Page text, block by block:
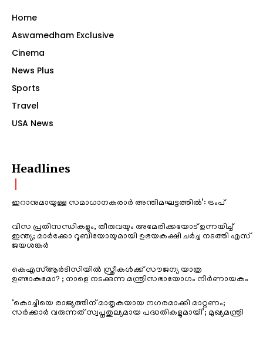
Home
Aswamedham Exclusive
Cinema
News Plus
Sports
Travel
USA News
Headlines
ഇറാനുമായുള്ള സമാധാനകരാർ അന്തിമഘട്ടത്തിൽ‌’: ട്രംപ്
വിസ പ്രതിസന്ധികളും, തീരുവയും അമേരിക്കയോട് ഉന്നയിച്ച്
ഇന്ത്യ; മാർക്കോ റൂബിയോയുമായി ഉഭയകക്ഷി ചർച്ച നടത്തി എസ്
ജയശങ്കർ
കെഎസ്ആർടിസിയിൽ സ്ത്രീകൾക്ക് സൗജന്യ യാത്ര
ഉണ്ടാകുമോ? ; നാളെ നടക്കുന്ന മന്ത്രിസഭായോഗം നിർണായകം
‘കൊച്ചിയെ രാജ്യത്തിന് മാതൃകയായ നഗരമാക്കി മാറ്റണം;
സർക്കാർ വരുന്നത് സ്വപ്നതുല്യമായ പദ്ധതികളുമായി’; മുഖ്യമന്ത്രി